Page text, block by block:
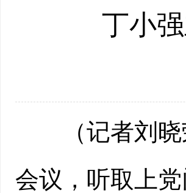
丁小
（记者刘晓
会议，听取上